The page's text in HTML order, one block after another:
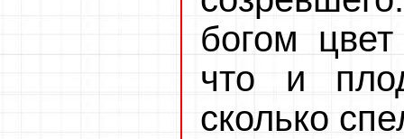
богом
что и
сколько